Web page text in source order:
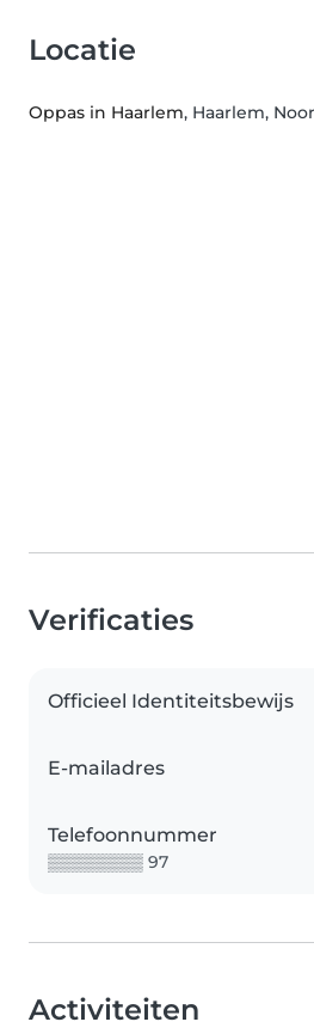
Locatie
Oppas in Haarlem, Haarlem,
Verificaties
Officieel Identiteitsbewijs
E-mailadres
Telefoonnummer
▒▒▒▒▒▒▒▒ 97
Activiteiten